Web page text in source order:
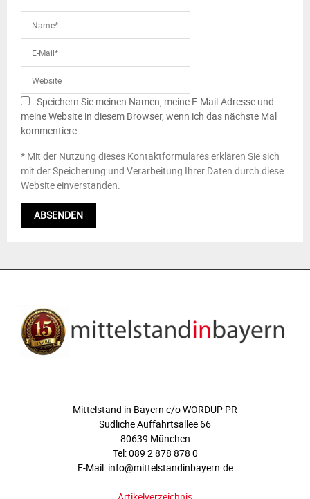
Speichern Sie meinen Namen, meine E-Mail-Adresse und
meine Website in diesem Browser, wenn ich das nächste Mal
kommentiere.
* Mit der Nutzung dieses Kontaktformulares erklären Sie sich
mit der Speicherung und Verarbeitung Ihrer Daten durch diese
Website einverstanden.
Mittelstand in Bayern c/o WORDUP PR
Südliche Auffahrtsallee 66
80639 München
Tel: 089 2 878 878 0
E-Mail: info@mittelstandinbayern.de